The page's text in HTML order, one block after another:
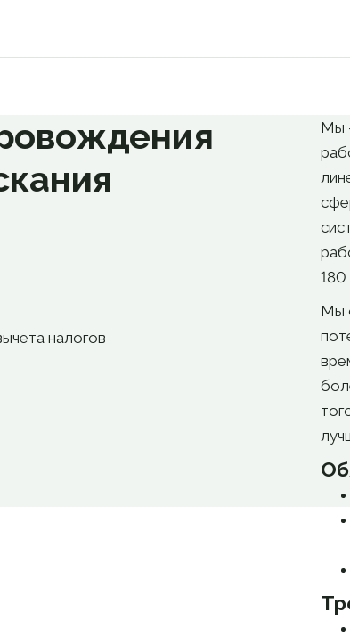
налогов
Мы
180
Мы